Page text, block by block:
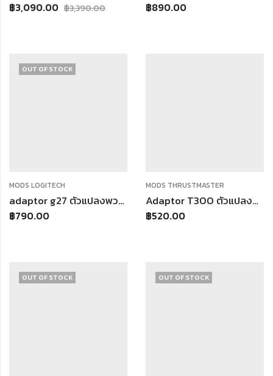
฿3,090.00 ฿3,390.00 ฿890.00
OUT OF STOCK
MODS LOGITECH
adaptor g27 ตัวแปลงพวงมาลัย logitech g27 มีปุ่มใส่ได้6ปุ่ม
฿790.00
MODS THRUSTMASTER
Adaptor T300 ตัวแปลงพวงมาลัย T300 Thrustmaster T300 จอยพวงมาลัยเกมแข่งรถ ใช้กับ คอมพิวเตอร์ PS4 PS3
฿520.00
OUT OF STOCK OUT OF STOCK